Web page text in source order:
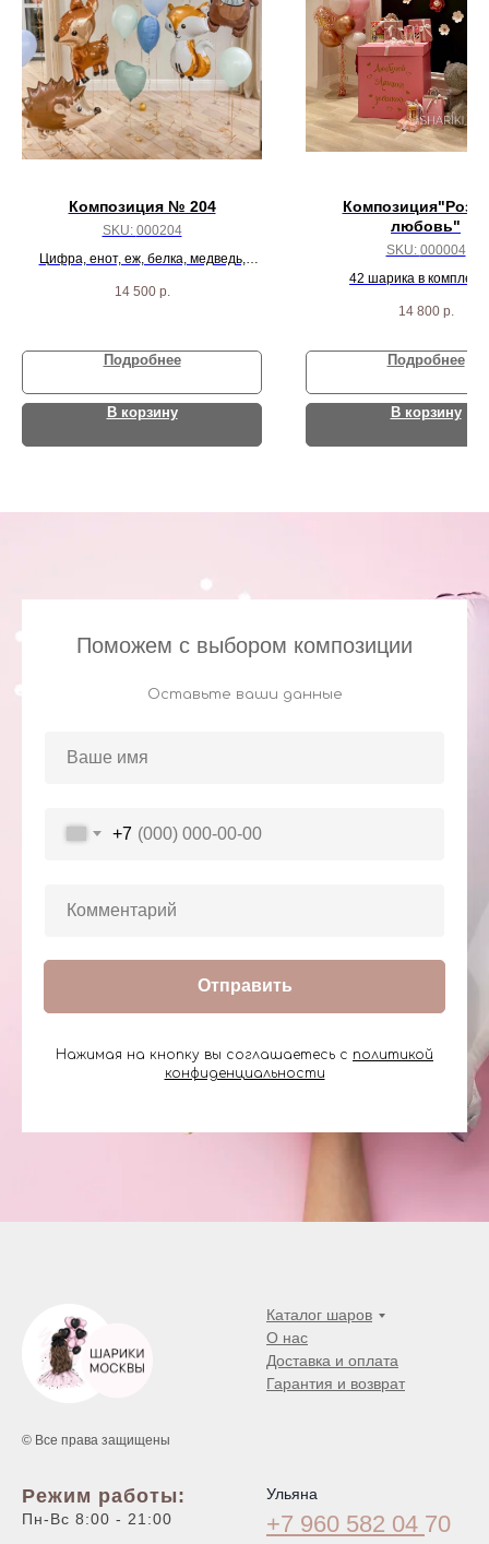
Композиция № 204
SKU: 000204
Цифра, енот, еж, белка, медведь,
14 500 р.
Подробнее
В корзину
любовь"
SKU: 000004
42 шарика в
14 800 р.
Подробнее
В корзину
Поможем с выбором композиции
Оставьте ваши данные
+7
Отправить
Нажимая на кнопку вы соглашаетесь с политикой
конфиденциальности
© Все права защищены
Каталог шаров
О нас
Доставка и оплата
Гарантия и возврат
Режим работы:
Пн-Вс 8:00 - 21:00
Ульяна
+7 960 582 04 70